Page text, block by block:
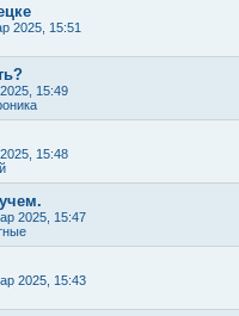
2025, 15:51
15:49
15:48
2025, 15:47
2025, 15:43